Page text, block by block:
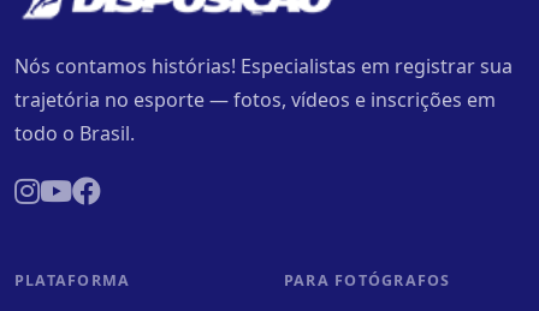
Nós contamos histórias! Especialistas em registrar sua
trajetória no esporte — fotos, vídeos e inscrições em
todo o Brasil.
PLATAFORMA PARA FOTÓGRAFOS